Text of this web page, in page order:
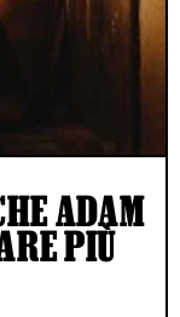
ADAM
PIÙ